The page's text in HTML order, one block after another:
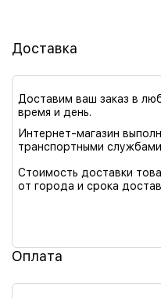
Доставка
Доставим ваш заказ в
время и день.
Интернет-магазин
транспортными
Стоимость доставки
от города и срока
Оплата